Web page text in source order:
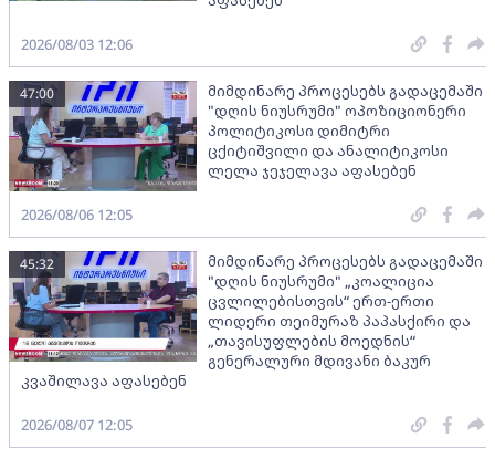
2026/08/03 12:06
მიმდინარე პროცესებს გადაცემაში
"დღის ნიუსრუმი" ოპოზიციონერი
პოლიტიკოსი დიმიტრი
ცქიტიშვილი და ანალიტიკოსი
ლელა ჯეჯელავა აფასებენ
47:00
2026/08/06 12:05
მიმდინარე პროცესებს გადაცემაში
"დღის ნიუსრუმი" „კოალიცია
ცვლილებისთვის“ ერთ-ერთი
ლიდერი თეიმურაზ პაპასქირი და
„თავისუფლების მოედნის“
გენერალური მდივანი ბაკურ
კვაშილავა აფასებენ
45:32
2026/08/07 12:05